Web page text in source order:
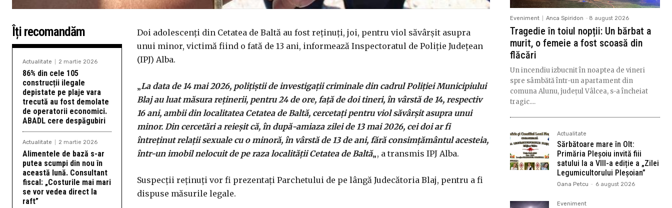
Îți recomandăm
Actualitate 2 martie 2026
86% din cele 105
construcții ilegale
depistate pe plaje vara
trecută au fost demolate
de operatorii economici.
ABADL cere despăgubiri
Actualitate 2 martie 2026
Alimentele de bază s-ar
putea scumpi din nou în
această lună. Consultant
fiscal: „Costurile mai mari
se vor vedea direct la
raft”
Doi adolescenţi din Cetatea de Baltă au fost reţinuţi, joi, pentru viol săvârşit asupra
unui minor, victimă fiind o fată de 13 ani, informează Inspectoratul de Poliţie Judeţean
(IPJ) Alba.
„La data de 14 mai 2026, poliţiştii de investigaţii criminale din cadrul Poliţiei Municipiului
Blaj au luat măsura reţinerii, pentru 24 de ore, faţă de doi tineri, în vârstă de 14, respectiv
16 ani, ambii din localitatea Cetatea de Baltă, cercetaţi pentru viol săvârşit asupra unui
minor. Din cercetări a reieşit că, în după-amiaza zilei de 13 mai 2026, cei doi ar fi
întreţinut relaţii sexuale cu o minoră, în vârstă de 13 de ani, fără consimţământul acesteia,
într-un imobil nelocuit de pe raza localităţii Cetatea de Baltă„, a transmis IPJ Alba.
Suspecţii reţinuţi vor fi prezentaţi Parchetului de pe lângă Judecătoria Blaj, pentru a fi
dispuse măsurile legale.
Eveniment Anca Spiridon - 8 august 2026
Tragedie în toiul nopții: Un bărbat a
murit, o femeie a fost scoasă din
flăcări
Un incendiu izbucnit în noaptea de vineri
spre sâmbătă într-un apartament din
comuna Alunu, județul Vâlcea, s-a încheiat
tragic....
Actualitate
Sărbătoare mare în Olt:
Primăria Pleșoiu invită fiii
satului la a VIII-a ediție a „Zilei
Legumicultorului Pleșoian”
Oana Petcu - 6 august 2026
Eveniment